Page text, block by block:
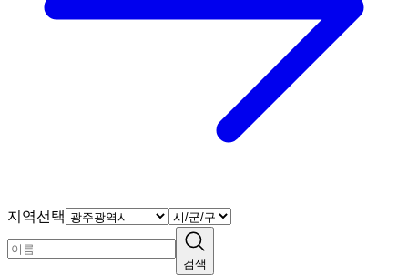
지역선택
검색